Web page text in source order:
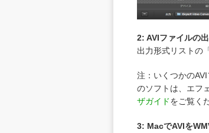
2: AVIファイルの
出力形式リストの
注 ：いくつかの
のソフトは、エフ
ザガイドをご覧く
3: MacでAVIを